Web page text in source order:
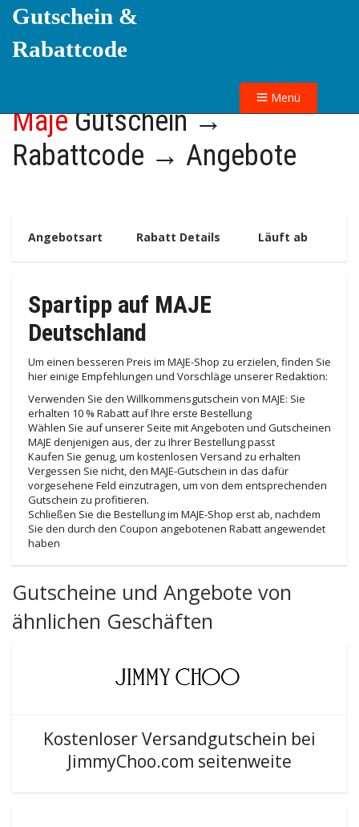
Gutschein &
Rabattcode
Menü
MajeGutschein →
Rabattcode → Angebote
Angebotsart Rabatt Details Läuft ab
Spartipp auf MAJE
Deutschland
Um einen besseren Preis im MAJE-Shop zu erzielen, finden Sie
hier einige Empfehlungen und Vorschläge unserer Redaktion:
Verwenden Sie den Willkommensgutschein von MAJE: Sie
erhalten 10 % Rabatt auf Ihre erste Bestellung
Wählen Sie auf unserer Seite mit Angeboten und Gutscheinen
MAJE denjenigen aus, der zu Ihrer Bestellung passt
Kaufen Sie genug, um kostenlosen Versand zu erhalten
Vergessen Sie nicht, den MAJE-Gutschein in das dafür
vorgesehene Feld einzutragen, um von dem entsprechenden
Gutschein zu profitieren.
Schließen Sie die Bestellung im MAJE-Shop erst ab, nachdem
Sie den durch den Coupon angebotenen Rabatt angewendet
haben
Gutscheine und Angebote von
ähnlichen Geschäften
Kostenloser Versandgutschein bei
JimmyChoo.com seitenweite